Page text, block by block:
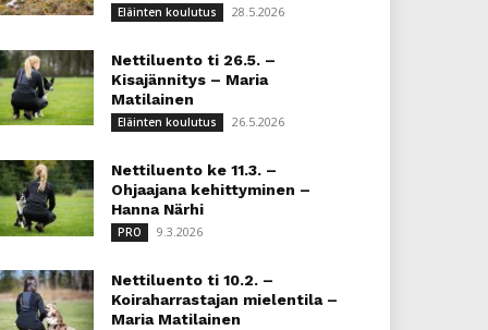
Eläinten koulutus 28.5.2026
Nettiluento ti 26.5. –
Kisajännitys – Maria
Matilainen
Eläinten koulutus 26.5.2026
Nettiluento ke 11.3. –
Ohjaajana kehittyminen –
Hanna Närhi
PRO 9.3.2026
Nettiluento ti 10.2. –
Koiraharrastajan mielentila –
Maria Matilainen